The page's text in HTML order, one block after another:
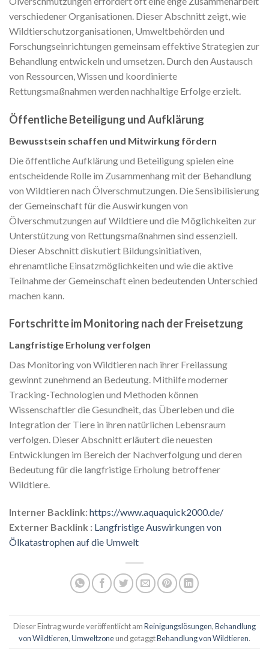
verschiedener Organisationen. Dieser Abschnitt zeigt, wie
Wildtierschutzorganisationen, Umweltbehörden und
Forschungseinrichtungen gemeinsam effektive Strategien zur
Behandlung entwickeln und umsetzen. Durch den Austausch
von Ressourcen, Wissen und koordinierte
Rettungsmaßnahmen werden nachhaltige Erfolge erzielt.
Öffentliche Beteiligung und Aufklärung
Bewusstsein schaffen und Mitwirkung fördern
Die öffentliche Aufklärung und Beteiligung spielen eine
entscheidende Rolle im Zusammenhang mit der Behandlung
von Wildtieren nach Ölverschmutzungen. Die Sensibilisierung
der Gemeinschaft für die Auswirkungen von
Ölverschmutzungen auf Wildtiere und die Möglichkeiten zur
Unterstützung von Rettungsmaßnahmen sind essenziell.
Dieser Abschnitt diskutiert Bildungsinitiativen,
ehrenamtliche Einsatzmöglichkeiten und wie die aktive
Teilnahme der Gemeinschaft einen bedeutenden Unterschied
machen kann.
Fortschritte im Monitoring nach der Freisetzung
Langfristige Erholung verfolgen
Das Monitoring von Wildtieren nach ihrer Freilassung
gewinnt zunehmend an Bedeutung. Mithilfe moderner
Tracking-Technologien und Methoden können
Wissenschaftler die Gesundheit, das Überleben und die
Integration der Tiere in ihren natürlichen Lebensraum
verfolgen. Dieser Abschnitt erläutert die neuesten
Entwicklungen im Bereich der Nachverfolgung und deren
Bedeutung für die langfristige Erholung betroffener
Wildtiere.
Interner Backlink:https://www.aquaquick2000.de/
Externer Backlink : Langfristige Auswirkungen von
Ölkatastrophen auf die Umwelt
Dieser Eintrag wurde veröffentlicht amReinigungslösungen,Behandlung
von Wildtieren,Umweltzoneund getaggtBehandlung von Wildtieren.